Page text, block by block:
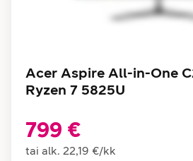
Acer Aspire All-in-One
Ryzen 7 5825U
799 €
tai alk. 22,19 €/kk